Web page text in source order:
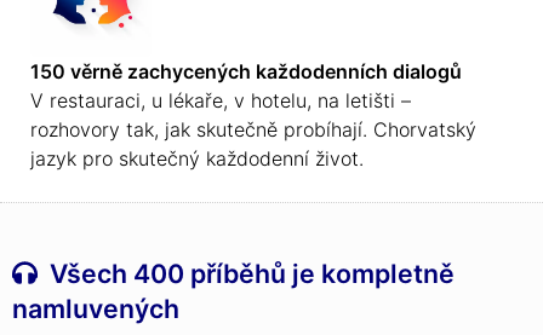
150 věrně zachycených každodenních dialogů
V restauraci, u lékaře, v hotelu, na letišti –
rozhovory tak, jak skutečně probíhají. Chorvatský
jazyk pro skutečný každodenní život.
Všech 400 příběhů je kompletně
namluvených